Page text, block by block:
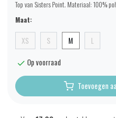
Top van Sisters Point. Materiaal: 100%
Maat:
XS S M L
Op voorraad
Toevoegen